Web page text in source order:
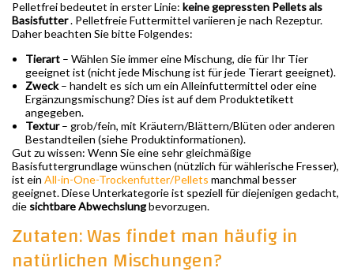
Pelletfrei bedeutet in erster Linie: keine gepressten Pellets als
Basisfutter. Pelletfreie Futtermittel variieren je nach Rezeptur.
Daher beachten Sie bitte Folgendes:
Tierart – Wählen Sie immer eine Mischung, die für Ihr Tier
geeignet ist (nicht jede Mischung ist für jede Tierart geeignet).
Zweck– handelt es sich um ein Alleinfuttermittel oder eine
Ergänzungsmischung? Dies ist auf dem Produktetikett
angegeben.
Textur– grob/fein, mit Kräutern/Blättern/Blüten oder anderen
Bestandteilen (siehe Produktinformationen).
Gut zu wissen: Wenn Sie eine sehr gleichmäßige
Basisfuttergrundlage wünschen (nützlich für wählerische Fresser),
ist ein All-in-One-Trockenfutter/Pellets manchmal besser
geeignet. Diese Unterkategorie ist speziell für diejenigen gedacht,
die sichtbare Abwechslungbevorzugen.
Zutaten: Was findet man häufig in
natürlichen Mischungen?